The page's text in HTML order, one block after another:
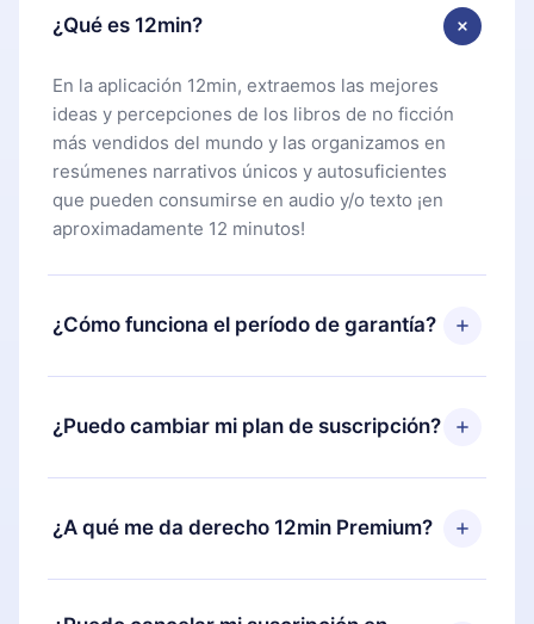
¿Qué es 12min?
En la aplicación 12min, extraemos las mejores
ideas y percepciones de los libros de no ficción
más vendidos del mundo y las organizamos en
resúmenes narrativos únicos y autosuficientes
que pueden consumirse en audio y/o texto ¡en
aproximadamente 12 minutos!
¿Cómo funciona el período de garantía?
Puedes descargar nuestra aplicación y comenzar a
disfrutar de nuestra biblioteca. Si por alguna razón
no estás satisfecho con nuestra plataforma,
días posteriores a la compra y solicita el
pagaste, sin preguntas ni burocracia.
¿Puedo cambiar mi plan de suscripción?
Sí, pero el cambio solo se aplicará a partir del
próximo período de facturación. Por ejemplo, si
decides cambiar tu suscripción mensual a anual,
¿A qué me da derecho 12min Premium?
12min Premium es un plan que te garantiza acceso
a toda nuestra biblioteca de más de 2500 títulos